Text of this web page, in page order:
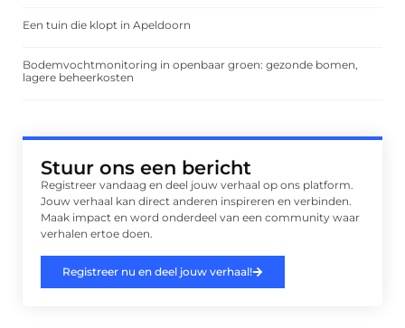
Een tuin die klopt in Apeldoorn
Bodemvochtmonitoring in openbaar groen: gezonde bomen,
lagere beheerkosten
Stuur ons een bericht
Registreer vandaag en deel jouw verhaal op ons platform.
Jouw verhaal kan direct anderen inspireren en verbinden.
Maak impact en word onderdeel van een community waar
verhalen ertoe doen.
Registreer nu en deel jouw verhaal!